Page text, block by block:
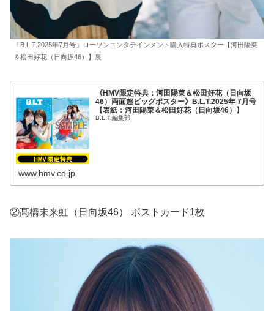
「B.L.T.2025年7月号」ローソンエンタテインメント購入特典ポスター【河田陽菜
＆松田好花（日向坂46）】裏
《HMV限定特典：河田陽菜＆松田好花（日向坂
46）両面超ビッグポスター》B.L.T.2025年 7月号
【表紙：河田陽菜＆松田好花（日向坂46）】
B.L.T.編集部
www.hmv.co.jp
②髙橋未来虹（日向坂46） ポストカード1枚